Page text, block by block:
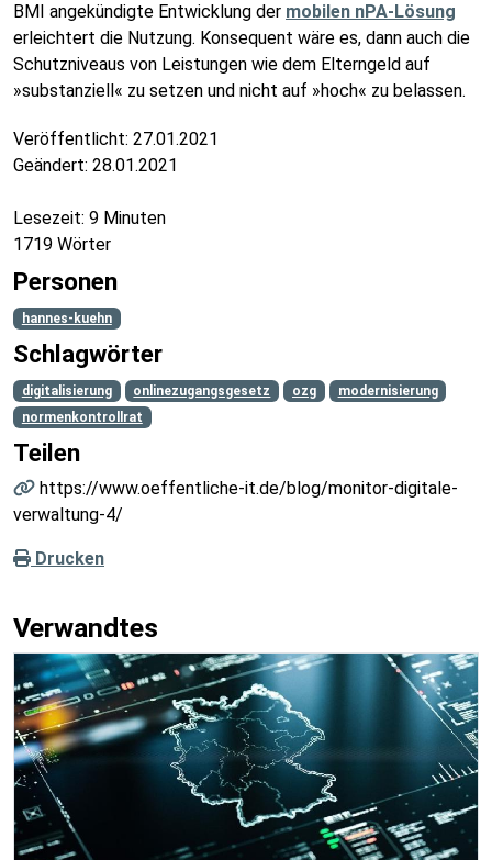
BMI angekündigte Entwicklung der mobilen nPA-Lösung
erleichtert die Nutzung. Konsequent wäre es, dann auch die
Schutzniveaus von Leistungen wie dem Elterngeld auf
»substanziell« zu setzen und nicht auf »hoch« zu belassen.
Veröffentlicht: 27.01.2021
Geändert: 28.01.2021
Lesezeit: 9 Minuten
1719 Wörter
Personen
hannes-kuehn
Schlagwörter
digitalisierung onlinezugangsgesetz ozg
modernisierung
normenkontrollrat
Teilen
https://www.oeffentliche-it.de/blog/monitor-digitale-
verwaltung-4/
Drucken
Verwandtes